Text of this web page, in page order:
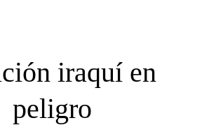
iraquí en
peligro